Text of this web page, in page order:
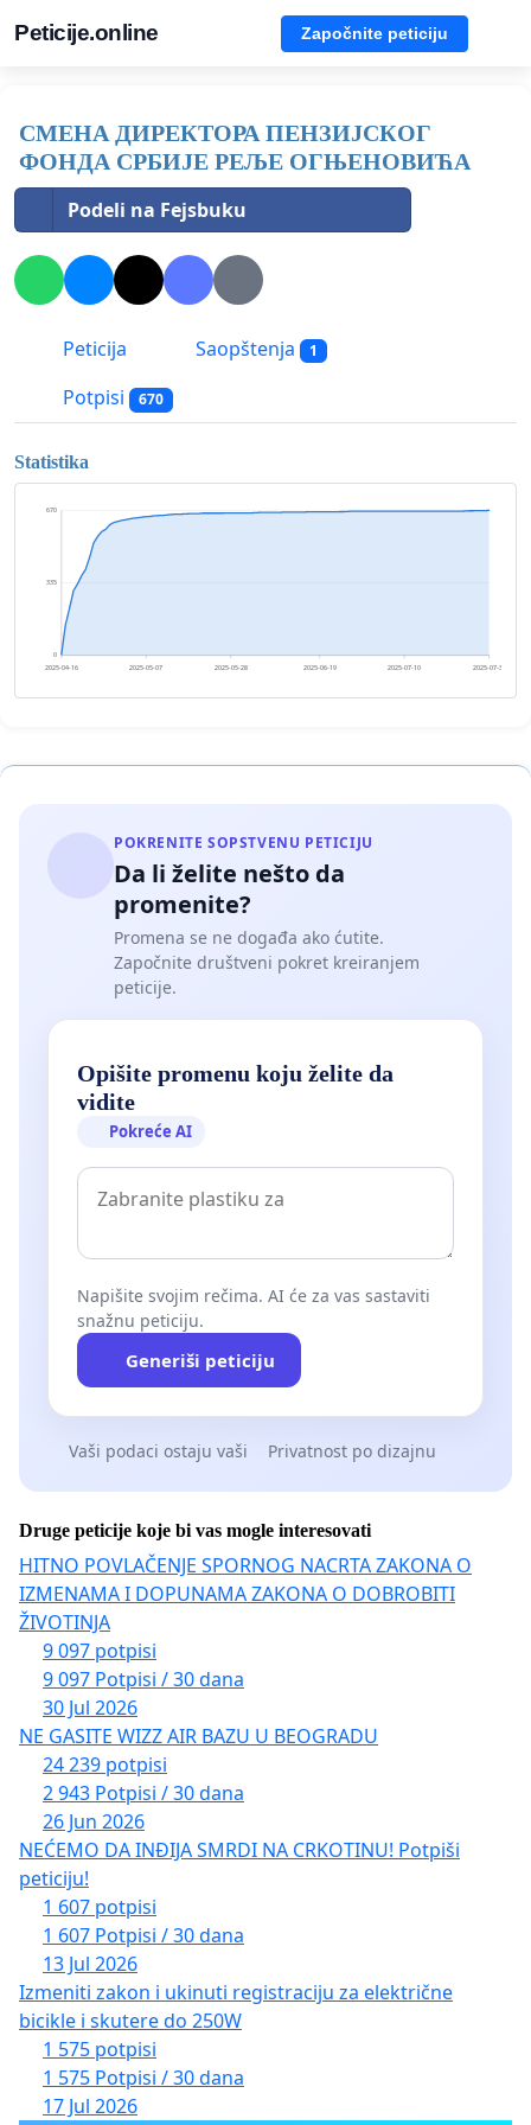
Peticije.online Započnite peticiju
СМЕНА ДИРЕКТОРА ПЕНЗИЈСКОГ
ФОНДА СРБИЈЕ РЕЉЕ ОГЊЕНОВИЋА
Podeli na Fejsbuku
Peticija Saopštenja 1
Potpisi 670
Statistika
0
335
670
2025-04-16 2025-05-07 2025-05-28 2025-06-19 2025-07-10 2025-07-31
POKRENITE SOPSTVENU PETICIJU
Da li želite nešto da
promenite?
Promena se ne događa ako ćutite.
Započnite društveni pokret kreiranjem
peticije.
Opišite promenu koju želite da
vidite
Pokreće AI
Napišite svojim rečima. AI će za vas sastaviti
snažnu peticiju.
Generiši peticiju
Vaši podaci ostaju vaši Privatnost po dizajnu
Druge peticije koje bi vas mogle interesovati
HITNO POVLAČENJE SPORNOG NACRTA ZAKONA O
IZMENAMA I DOPUNAMA ZAKONA O DOBROBITI
ŽIVOTINJA
9 097 potpisi
9 097 Potpisi / 30 dana
30 Jul 2026
NE GASITE WIZZ AIR BAZU U BEOGRADU
24 239 potpisi
2 943 Potpisi / 30 dana
26 Jun 2026
NEĆEMO DA INĐIJA SMRDI NA CRKOTINU! Potpiši
peticiju!
1 607 potpisi
1 607 Potpisi / 30 dana
13 Jul 2026
Izmeniti zakon i ukinuti registraciju za električne
bicikle i skutere do 250W
1 575 potpisi
1 575 Potpisi / 30 dana
17 Jul 2026